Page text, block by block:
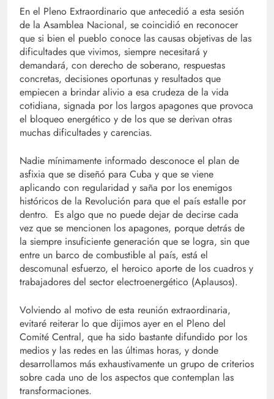
En el Pleno Extraordinario que antecedió a esta sesión
de la Asamblea Nacional, se coincidió en reconocer
que si bien el pueblo conoce las causas objetivas de las
dificultades que vivimos, siempre necesitará y
demandará, con derecho de soberano, respuestas
concretas, decisiones oportunas y resultados que
empiecen a brindar alivio a esa crudeza de la vida
cotidiana, signada por los largos apagones que provoca
el bloqueo energético y de los que se derivan otras
muchas dificultades y carencias.
Nadie mínimamente informado desconoce el plan de
asfixia que se diseñó para Cuba y que se viene
aplicando con regularidad y saña por los enemigos
históricos de la Revolución para que el país estalle por
dentro. Es algo que no puede dejar de decirse cada
vez que se mencionen los apagones, porque detrás de
la siempre insuficiente generación que se logra, sin que
entre un barco de combustible al país, está el
descomunal esfuerzo, el heroico aporte de los cuadros y
trabajadores del sector electroenergético (Aplausos).
Volviendo al motivo de esta reunión extraordinaria,
evitaré reiterar lo que dijimos ayer en el Pleno del
Comité Central, que ha sido bastante difundido por los
medios y las redes en las últimas horas, y donde
desarrollamos más exhaustivamente un grupo de criterios
sobre cada uno de los aspectos que contemplan las
transformaciones.